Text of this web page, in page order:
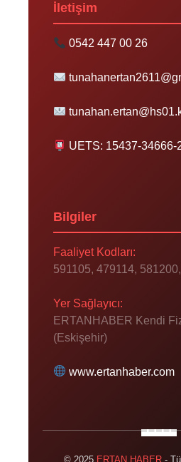
İletişim
0542 447 00 26
UETS: 15437-34666-
Bilgiler
Faaliyet Kodları:
591105, 479114,
Yer Sağlayıcı:
ERTANHABER Kendi
(Eskişehir)
www.ertanhaber.com
© 2025 ERTAN HABER-